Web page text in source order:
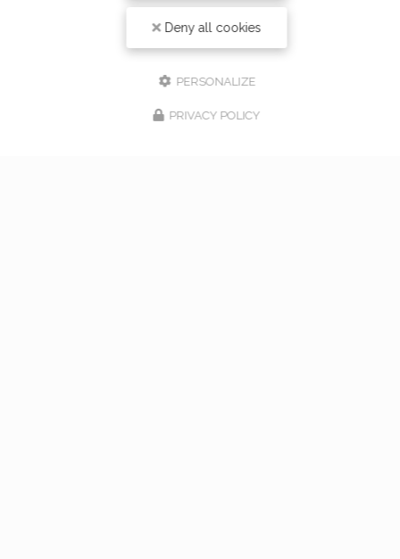
Tel. 04 78 45 85 02
Deny all cookies
PERSONALIZE
PRIVACY POLICY